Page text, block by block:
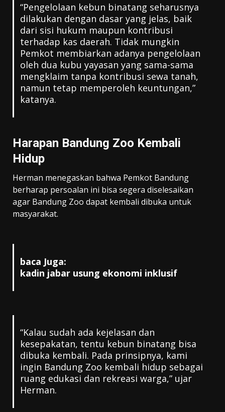
“Pengelolaan kebun binatang seharusnya
dilakukan dengan dasar yang jelas, baik
dari sisi hukum maupun kontribusi
terhadap kas daerah. Tidak mungkin
Pemkot membiarkan adanya pengelolaan
oleh dua kubu yayasan yang sama-sama
mengklaim tanpa kontribusi sewa tanah,
namun tetap memperoleh keuntungan,”
katanya.
Harapan Bandung Zoo Kembali
Hidup
Herman menegaskan bahwa Pemkot Bandung
berharap persoalan ini bisa segera diselesaikan
agar Bandung Zoo dapat kembali dibuka untuk
masyarakat.
baca Juga:
kadin jabar usung ekonomi inklusif
“Kalau sudah ada kejelasan dan
kesepakatan, tentu kebun binatang bisa
dibuka kembali. Pada prinsipnya, kami
ingin Bandung Zoo kembali hidup sebagai
ruang edukasi dan rekreasi warga,” ujar
Herman.